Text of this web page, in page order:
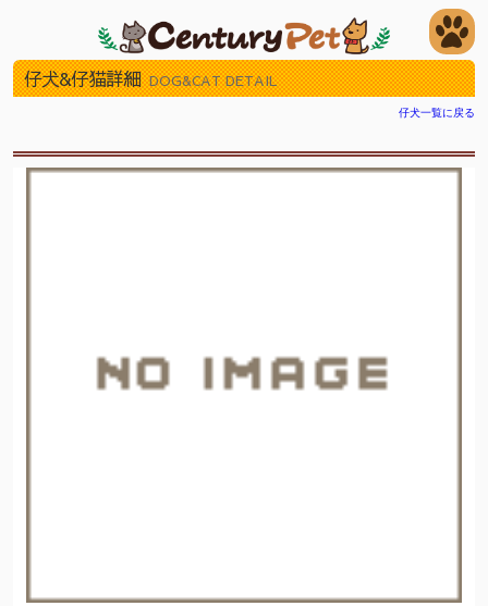
仔犬&仔猫詳細 DOG&CAT DETAIL
仔犬一覧に戻る